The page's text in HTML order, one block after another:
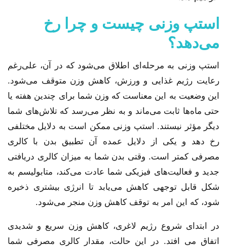
استپ وزنی چیست و چرا رخ
می‌دهد؟
استپ وزنی به مرحله‌ای اطلاق می‌شود که در آن، علی‌رغم
رعایت رژیم غذایی و ورزش، کاهش وزن متوقف می‌شود.
این وضعیت به این معناست که وزن شما برای چندین هفته یا
حتی ماه‌ها ثابت می‌ماند و به نظر می‌رسد که تلاش‌های شما
دیگر مؤثر نیستند. استپ وزنی ممکن است به دلایل مختلفی
رخ دهد و یکی از دلایل عمده آن تطبیق بدن با کالری
مصرفی کمتر است. وقتی بدن شما به میزان کالری دریافتی
جدید و فعالیت‌های فیزیکی شما عادت می‌کند، متابولیسم به
شکل قابل توجهی کاهش می‌یابد تا انرژی بیشتری ذخیره
شود، که این امر به توقف کاهش وزن منجر می‌شود.
در ابتدای شروع رژیم لاغری، کاهش وزن سریع و شدیدی
اتفاق می افتد. در این حالت، مقدار کالری مصرفی شما